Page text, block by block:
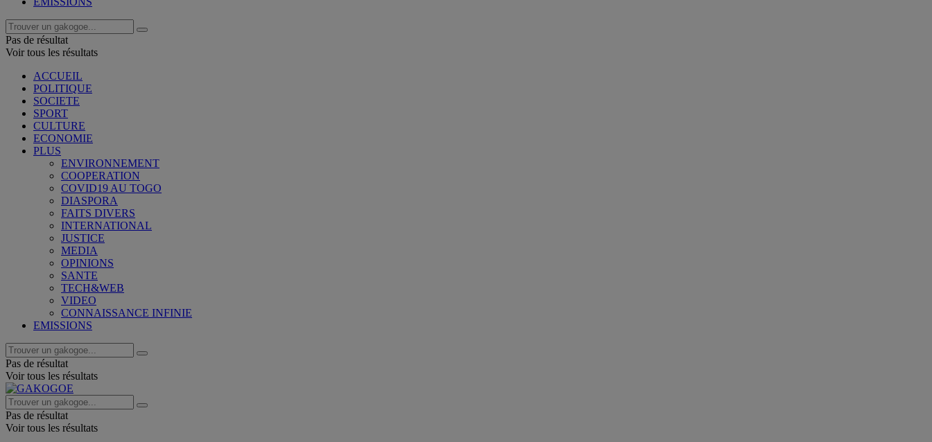
Pas de résultat
Voir tous les résultats
ACCUEIL
POLITIQUE
SOCIETE
SPORT
CULTURE
ECONOMIE
PLUS
ENVIRONNEMENT
COOPERATION
COVID19 AU TOGO
DIASPORA
FAITS DIVERS
INTERNATIONAL
JUSTICE
MEDIA
OPINIONS
SANTE
TECH&WEB
VIDEO
CONNAISSANCE INFINIE
EMISSIONS
Pas de résultat
Voir tous les résultats
Pas de résultat
Voir tous les résultats